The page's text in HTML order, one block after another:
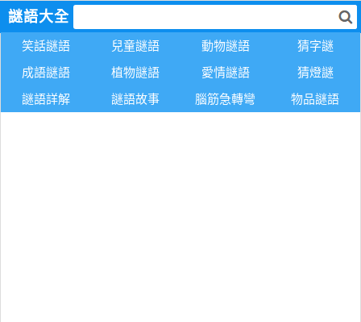
謎語大全
笑話謎語 兒童謎語 動物謎語
猜字謎
成語謎語
植物謎語 愛情謎語
猜燈謎
謎語詳解
謎語故事 腦筋急轉彎 物品謎語